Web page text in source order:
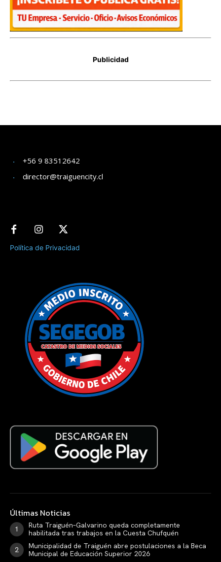
+56 9 83512642
director@traiguencity.cl
Política de Privacidad
Últimas Noticias
Ruta Traiguén–Galvarino queda completamente
habilitada tras trabajos en la Cuesta Chufquén
Municipalidad de Traiguén abre postulaciones a la Beca
Municipal de Educación Superior 2026